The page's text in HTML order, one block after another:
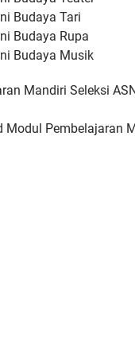
Budaya Tari
Budaya Rupa
Budaya Musik
Mandiri Seleksi
Pembelajaran